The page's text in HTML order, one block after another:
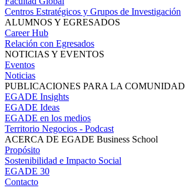
Centros Estratégicos y Grupos de Investigación
ALUMNOS Y EGRESADOS
Career Hub
Relación con Egresados
NOTICIAS Y EVENTOS
Eventos
Noticias
PUBLICACIONES PARA LA COMUNIDAD
EGADE Insights
EGADE Ideas
EGADE en los medios
Territorio Negocios - Podcast
ACERCA DE EGADE Business School
Propósito
Sostenibilidad e Impacto Social
EGADE 30
Contacto